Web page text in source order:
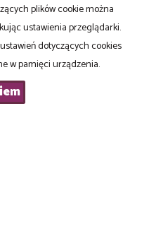
plików cookie można
ustawienia przeglądarki.
dotyczących cookies
w pamięci urządzenia.